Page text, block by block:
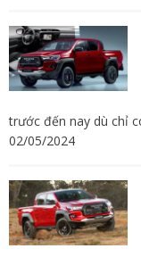
trước đến nay dù chỉ
02/05/2024